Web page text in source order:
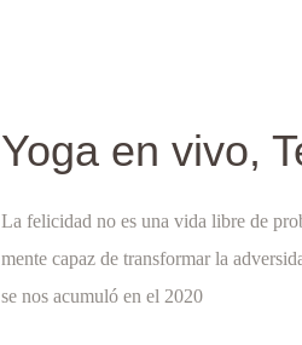
Yoga en vivo,
La felicidad no es una vida libre de
mente capaz de transformar la
se nos acumuló en el 2020